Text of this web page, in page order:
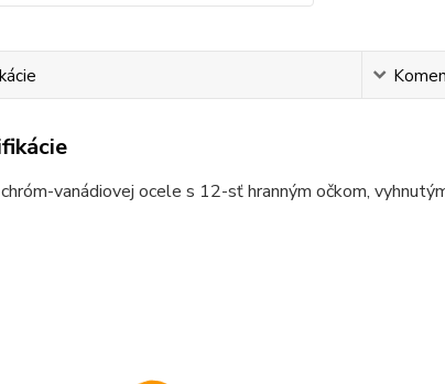
vanádiovej ocele s 12-sť hranným očkom,